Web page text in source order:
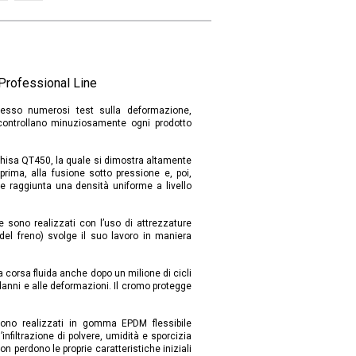
Line
numerosi test sulla deformazione,
minuziosamente ogni prodotto
QT450, la quale si dimostra altamente
alla fusione sotto pressione e, poi,
raggiunta una densità uniforme a livello
sono realizzati con l’uso di attrezzature
freno) svolge il suo lavoro in maniera
fluida anche dopo un milione di cicli
e alle deformazioni. Il cromo protegge
realizzati in gomma EPDM flessibile
di polvere, umidità e sporcizia
perdono le proprie caratteristiche iniziali